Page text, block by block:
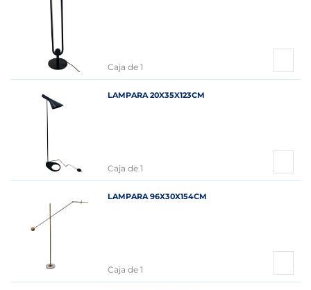
Caja de 1
LAMPARA 20X35X123CM
Caja de 1
LAMPARA 96X30X154CM
Caja de 1